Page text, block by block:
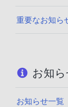
重要なお知ら
お知ら
お知らせ一覧